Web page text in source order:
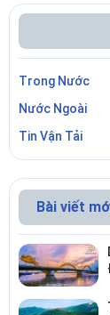
Trong Nước
Nước Ngoài
Tin Vận Tải
Bài viết